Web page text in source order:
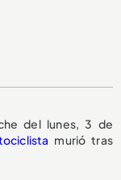
del lunes, 3 de
murió tras